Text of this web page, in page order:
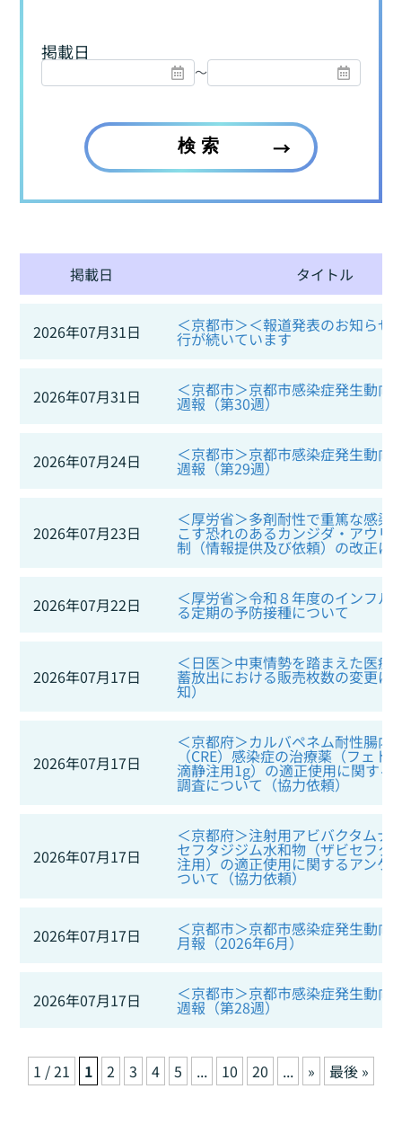
掲載日
〜
検索
掲載日 タイトル
2026年07月31日 ＜京都市＞＜報道発表のお知らせ
行が続いています
2026年07月31日 ＜京都市＞京都市感染症発生動向
週報（第30週）
2026年07月24日 ＜京都市＞京都市感染症発生動向
週報（第29週）
2026年07月23日
＜厚労省＞多剤耐性で重篤な感染
こす恐れのあるカンジダ・アウリ
制（情報提供及び依頼）の改正に
2026年07月22日 ＜厚労省＞令和８年度のインフル
る定期の予防接種について
2026年07月17日
＜日医＞中東情勢を踏まえた医療
蓄放出における販売枚数の変更に
知）
2026年07月17日
＜京都府＞カルバペネム耐性腸内
（CRE）感染症の治療薬（フェト
滴静注用1g）の適正使用に関する
調査について（協力依頼）
2026年07月17日
＜京都府＞注射用アビバクタムナ
セフタジジム水和物（ザビセフタ
注用）の適正使用に関するアンケ
ついて（協力依頼）
2026年07月17日 ＜京都市＞京都市感染症発生動向
月報（2026年6月）
2026年07月17日 ＜京都市＞京都市感染症発生動向
週報（第28週）
1 / 21 1 2 3 4 5 ... 10 20 ... » 最後 »